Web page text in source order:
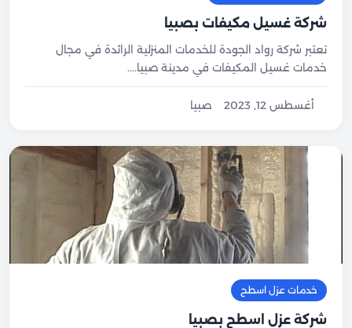
شركة غسيل مكيفات بصبيا
تعتبر شركة رواد الجودة للخدمات المنزلية الرائدة في مجال
خدمات غسيل المكيفات في مدينة صبيا....
أغسطس 12, 2023 صبيا
خدمات عزل اسطح
شركة عزل اسطح بصبيا